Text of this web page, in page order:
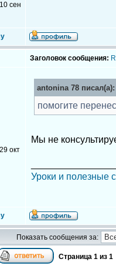
10 сен
Заголовок сообщения:
29 окт
antonina 78 писал(а):
помогите
Мы не
Уроки и полезные
Показать сообщения за:
Страница 1 из 1